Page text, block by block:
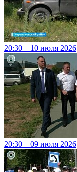
20:30 – 10 июля 2026
20:30 – 09 июля 2026